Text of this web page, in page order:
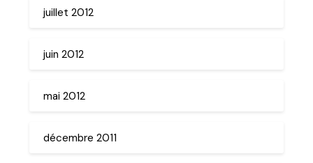
juillet 2012
juin 2012
mai 2012
décembre 2011